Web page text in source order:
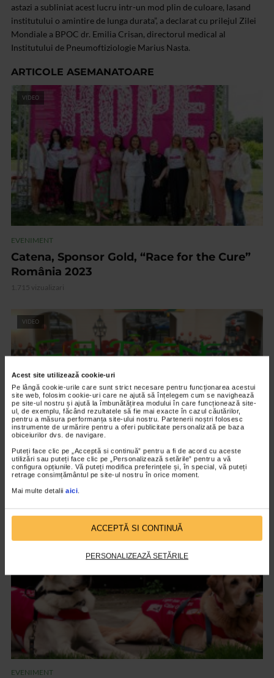
Acest site utilizează cookie-uri
Pe lângă cookie-urile care sunt strict necesare pentru funcționarea acestui
site web, folosim cookie-uri care ne ajută să înțelegem cum se navighează
pe site-ul nostru și ajută la îmbunătățirea modului în care funcționează site-
ul, de exemplu, făcând rezultatele să fie mai exacte în cazul căutărilor,
pentru a măsura performanța site-ului nostru. Partenerii noștri folosesc
instrumente de urmărire pentru a oferi publicitate personalizată pe baza
obiceiurilor dvs. de navigare.
Puteți face clic pe „Acceptă si continuă” pentru a fi de acord cu aceste
utilizări sau puteți face clic pe „Personalizează setările” pentru a vă
configura opțiunile. Vă puteți modifica preferințele și, în special, vă puteți
retrage consimțământul pe site-ul nostru în orice moment.
Mai multe detalii aici.
ACCEPTĂ SI CONTINUĂ
PERSONALIZEAZĂ SETĂRILE
astazi a subliniat acest lucru intr-un mod plin de culoare, lasand
institutului o amintire de lunga durata”, a declarat cu prilejul Zilei
Mondiale a BPOC dr. Emilia Crisan, directorul medical al
Institutului de Pneumoftiziologie Marius Nasta.
ARTICOLE ASEMANATOARE
VIDEO
EVENIMENT
Catena, Sponsor Gold, “Race for the Cure”
România 2023
1.715 vizualizari
VIDEO
EVENIMENT
Catena, mereu aproape de tine
2.144 vizualizari
EVENIMENT